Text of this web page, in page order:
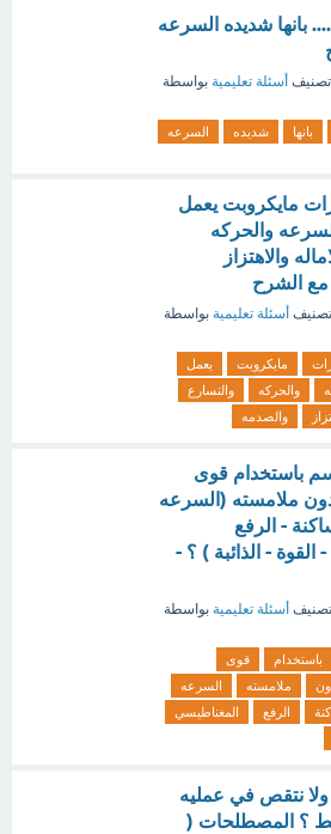
شديده السرعه
أسئلة تعليمية بواسطة
بانها شديده السرعه
مايكروبت يعمل
والحركه
والاهتزاز
الشرح
أسئلة تعليمية بواسطة
مايكروبت
يعمل
والحركه
والتسارع
والصدمه
باستخدام قوى
ملامسته (السرعه
- الرفع
- الذائبة ) ؟ -
أسئلة تعليمية بواسطة
باستخدام
قوى
ملامسته
السرعه
الرفع
المغناطيسي
ولا نتقص في عمليه
؟ المصطلحات (